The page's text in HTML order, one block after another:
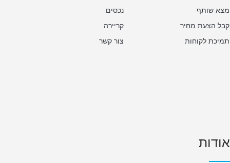
מצא שותף
קבל הצעת מחיר
תמיכת לקוחות
נכסים
קריירה
צור קשר
אודות